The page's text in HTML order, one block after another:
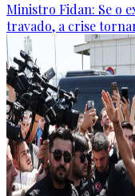
Ministro Fidan: Se o
travado, a crise